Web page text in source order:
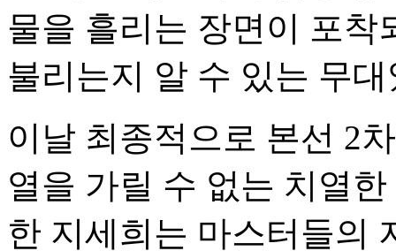
물을 흘리는 장면이 포착
불리는지 알 수 있는 무
이날 최종적으로 본선 2
열을 가릴 수 없는 치열
한 지세희는 마스터들의